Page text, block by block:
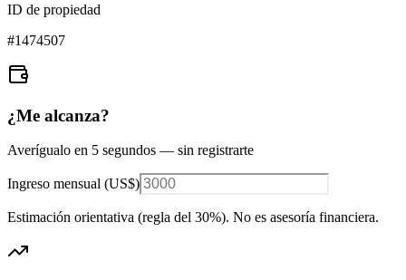
ID de propiedad
#1474507
¿Me alcanza?
Averígualo en 5 segundos — sin registrarte
Ingreso mensual (US$)
Estimación orientativa (regla del 30%). No es asesoría financiera.